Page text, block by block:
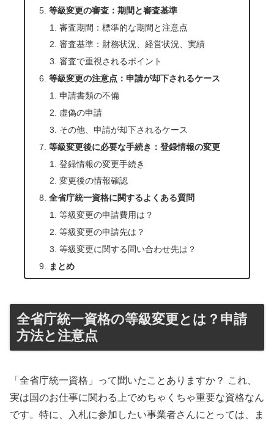
等級変更の審査：期間と審査基準
審査期間：標準的な期間と注意点
審査基準：財務状況、経営状況、実績
審査で重視されるポイント
等級変更の注意点：申請が却下されるケース
申請書類の不備
虚偽の申請
その他、申請が却下されるケース
等級変更後に必要な手続き：登録情報の変更
登録情報の変更手続き
変更後の情報確認
全省庁統一資格に関するよくある質問
等級変更の申請費用は？
等級変更の申請先は？
等級変更に関する問い合わせ先は？
まとめ
全省庁統一資格の等級変更とは？申請
方法と注意点
「全省庁統一資格」って聞いたことありますか？ これ、
実は国のお仕事に関わる上でめちゃくちゃ重要な資格なん
です。特に、入札に参加したい事業者さんにとっては、ま